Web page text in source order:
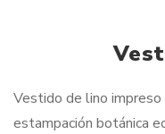
Vestido de lino impreso
estampación botánica